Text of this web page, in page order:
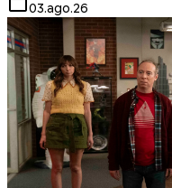
03.ago.26